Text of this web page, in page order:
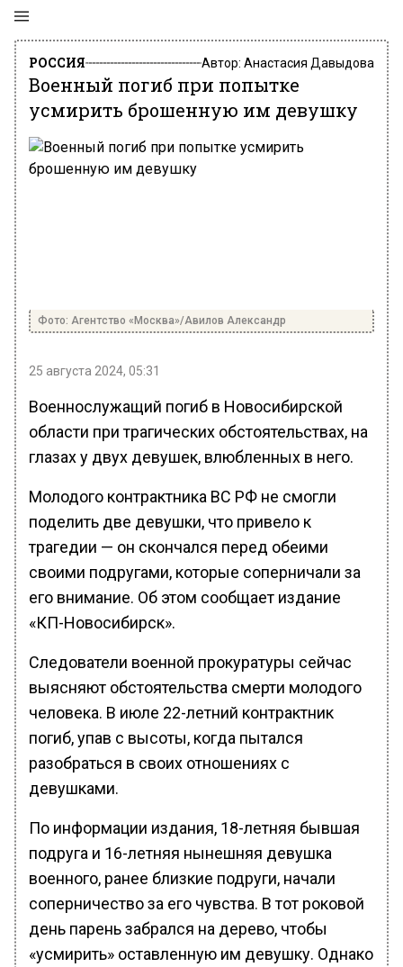
РОССИЯ Автор: Анастасия Давыдова
Военный погиб при попытке
усмирить брошенную им девушку
Фото: Агентство «Москва»/Авилов Александр
25 августа 2024, 05:31
Военнослужащий погиб в Новосибирской
области при трагических обстоятельствах, на
глазах у двух девушек, влюбленных в него.
Молодого контрактника ВС РФ не смогли
поделить две девушки, что привело к
трагедии — он скончался перед обеими
своими подругами, которые соперничали за
его внимание. Об этом сообщает издание
«КП-Новосибирск».
Следователи военной прокуратуры сейчас
выясняют обстоятельства смерти молодого
человека. В июле 22-летний контрактник
погиб, упав с высоты, когда пытался
разобраться в своих отношениях с
девушками.
По информации издания, 18-летняя бывшая
подруга и 16-летняя нынешняя девушка
военного, ранее близкие подруги, начали
соперничество за его чувства. В тот роковой
день парень забрался на дерево, чтобы
«усмирить» оставленную им девушку. Однако